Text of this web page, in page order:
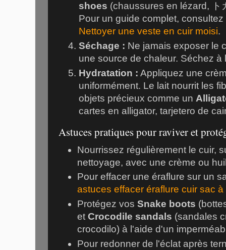
shoes (chaussures en lézard,
Pour un guide complet,
Nettoyer une veste en cuir moisi.
Séchage : Ne jamais exposer le
une source de chaleur. Séchez à
Hydratation : Appliquez une
uniformément. Le lait nourrit les
objets précieux comme un
cartes en alligator, tarjetero de
Astuces pratiques pour raviver et
Nourrissez régulièrement le cuir,
nettoyage, avec une crème ou
Pour effacer une éraflure sur un
astuces effacer éraflure cuir sac à
Protégez vosSnake boots
etCrocodile sandals (sandales
crocodilo) à l'aide d'un
Pour redonner de l'éclat après